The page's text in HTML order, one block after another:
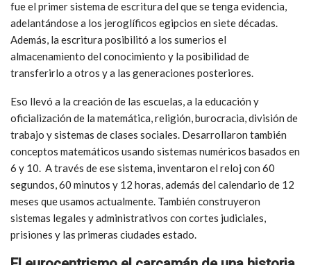
fue el primer sistema de escritura del que se tenga evidencia,
adelantándose a los jeroglíficos egipcios en siete décadas.
Además, la escritura posibilitó a los sumerios el
almacenamiento del conocimiento y la posibilidad de
transferirlo a otros y a las generaciones posteriores.
Eso llevó a la creación de las escuelas, a la educación y
oficialización de la matemática, religión, burocracia, división de
trabajo y sistemas de clases sociales. Desarrollaron también
conceptos matemáticos usando sistemas numéricos basados en
6 y 10. A través de ese sistema, inventaron el reloj con 60
segundos, 60 minutos y 12 horas, además del calendario de 12
meses que usamos actualmente. También construyeron
sistemas legales y administrativos con cortes judiciales,
prisiones y las primeras ciudades estado.